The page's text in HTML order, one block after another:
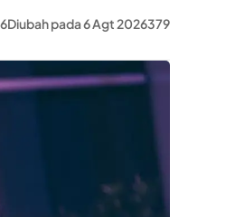
Diubah pada 6 Agt 2026379